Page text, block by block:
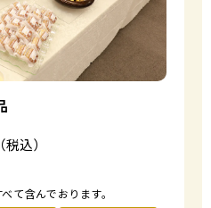
込）
て含んでおります。